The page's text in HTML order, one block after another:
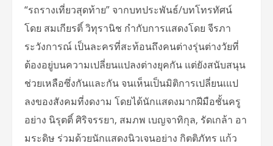
“รถรางเที่ยวสุดท้าย” จากบทประพันธ์/บทโทรทัศน์
โดย สมเกียรติ์ วิทุรานิช กํากับการแสดงโดย จีรภา
ระวังการณ์ เป็นละครที่สะท้อนถึงคนต่างรุ่นต่างวัยที่
ต้องอยู่บนความเปลี่ยนแปลงต่างยุคกัน แต่ยังสนับสนุน
ช่วยเหลือซึ่งกันและกัน จนเห็นเป็นมิติการเปลี่ยนเแป
ลงของสังคมที่งดงาม โดยได้นักแสดงมากฝีมือชั้นครู
อย่าง นิรุตติ์ ศิริจรรยา, สมภพ เบญจาทิกุล, รัดเกล้า อา
มระดิษ ร่วมด้วยนักแสดงนิวเจนอย่าง กิตติภัทร แก้ว